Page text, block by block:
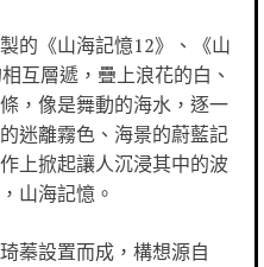
的《山海記憶12》、《山
互層遞，疊上浪花的白、
，像是舞動的海水，逐一
迷離霧色、海景的蔚藍記
上掀起讓人沉浸其中的波
山海記憶。
蓁設置而成，構想源自